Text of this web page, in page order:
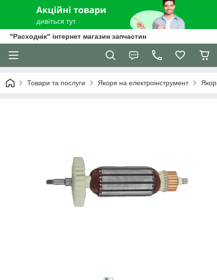
"Расходнік" інтернет магазин запчастин
Товари та послуги Якоря на електроінструмент